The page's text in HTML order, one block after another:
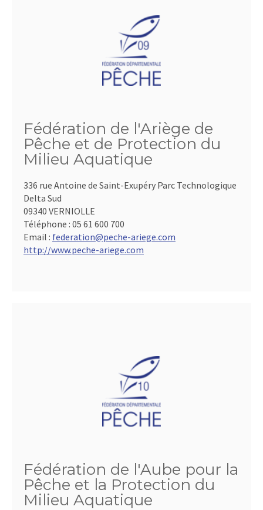
Fédération de l'Ariège de
Pêche et de Protection du
Milieu Aquatique
336 rue Antoine de Saint-Exupéry Parc Technologique
Delta Sud
09340 VERNIOLLE
Téléphone : 05 61 600 700
Email : federation@peche-ariege.com
http://www.peche-ariege.com
Fédération de l'Aube pour la
Pêche et la Protection du
Milieu Aquatique